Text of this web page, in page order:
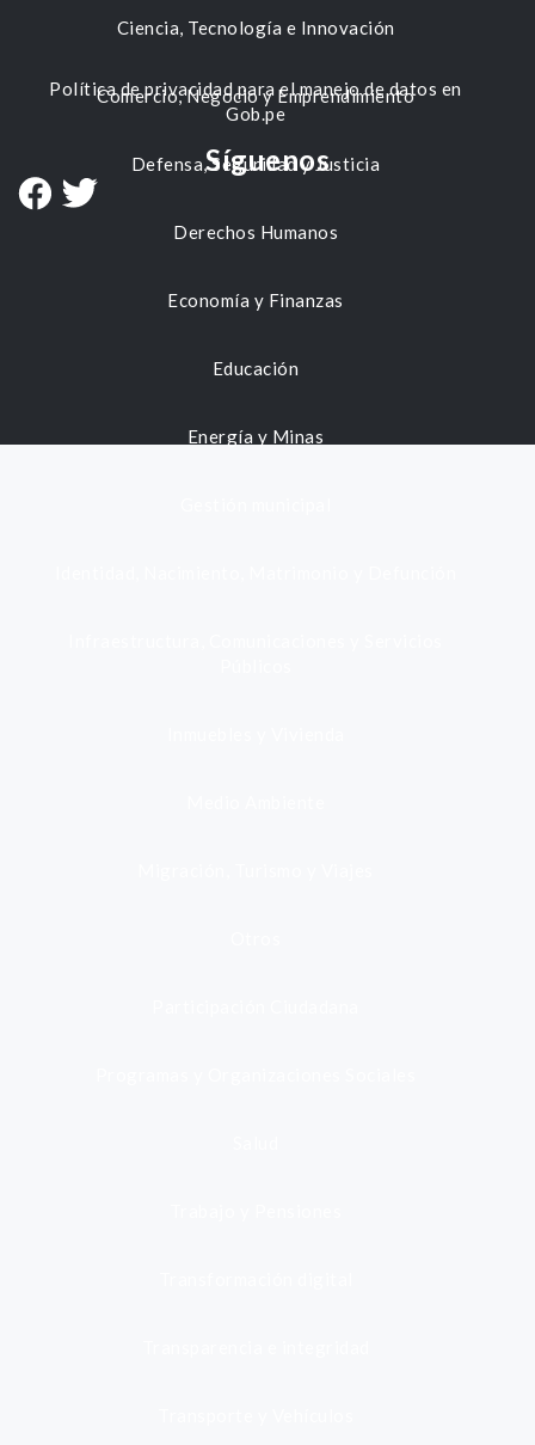
Ciencia, Tecnología e Innovación
Comercio, Negocio y Emprendimiento
Defensa, Seguridad y Justicia
Derechos Humanos
Economía y Finanzas
Educación
Energía y Minas
Política de privacidad para el manejo de datos en
Gob.pe
Síguenos